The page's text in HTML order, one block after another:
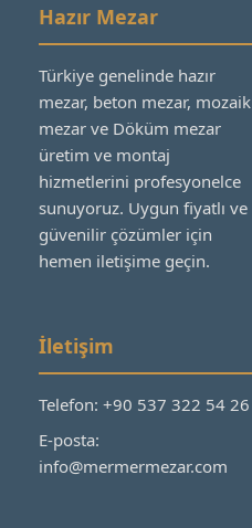
Hazır Mezar
Türkiye genelinde hazır
mezar, beton mezar, mozaik
mezar ve Döküm mezar
üretim ve montaj
hizmetlerini profesyonelce
sunuyoruz. Uygun fiyatlı ve
güvenilir çözümler için
hemen iletişime geçin.
İletişim
Telefon: +90 537 322 54 26
E-posta:
info@mermermezar.com